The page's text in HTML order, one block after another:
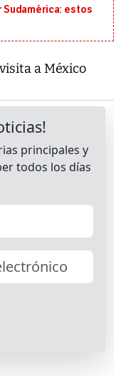
Sudamérica: estos
a México